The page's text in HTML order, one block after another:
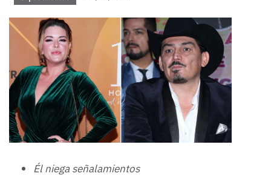
Él niega señalamientos